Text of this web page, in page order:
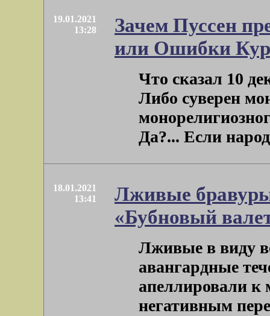
19.01.2021
13:28
Зачем Пуссен
или Ошибки
Что сказал 10
Либо суверен
Да?... Если
18.01.2021
13:41
Лживые бравуры
«Бубновый
Лживые в виду
авангардные
апеллировали
негативным